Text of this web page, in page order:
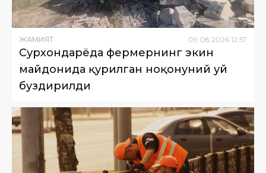
ЖАМИЯТ 09.08.2026 12:57
Сурхондарёда фермернинг экин
майдонида қурилган ноқонуний уй
буздирилди